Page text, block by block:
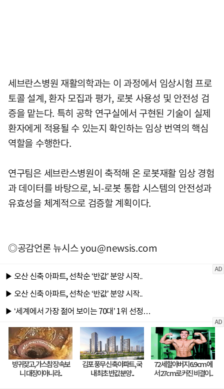
세브란스병원 재활의학과는 이 과정에서 임상시험 프로
토콜 설계, 환자 모집과 평가, 로봇 사용성 및 안전성 검
증을 맡는다. 특히 공학 연구실에서 구현된 기술이 실제
환자에게 적용될 수 있는지 확인하는 임상 번역의 핵심
역할을 수행한다.
연구팀은 세브란스병원이 축적해 온 로봇재활 임상 경험
과 데이터를 바탕으로, 뇌-로봇 통합 시스템의 안전성과
유효성을 체계적으로 검증할 계획이다.
◎공감언론 뉴시스you@newsis.com